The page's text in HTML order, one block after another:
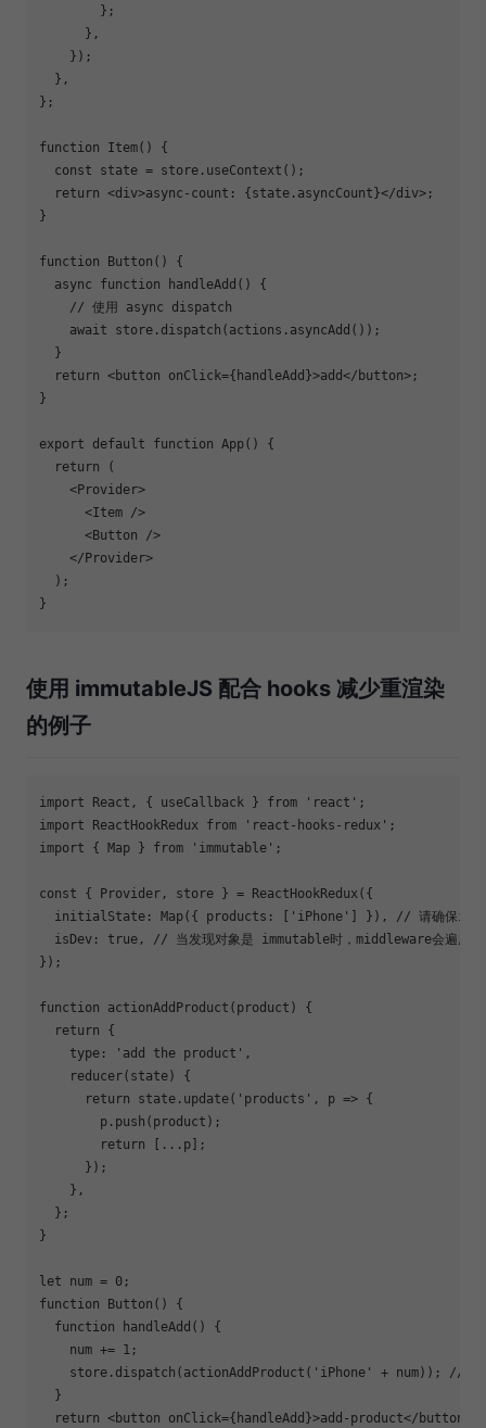
        };
      },
    });
  },
};
function Item( ) {
const state = store.useContext();
return
<div>async-count: {state.asyncCount}</div> ;
}
function Button ( ) {
async
function handleAdd ( ) {
// 使用 async dispatch
await store.dispatch(actions.asyncAdd());
  }
return
<button onClick={handleAdd}>add </ button> ;
}
export default function App( ) {
return (
<Provider>
<Item />
<Button />
</ Provider>
  );
使用 immutableJS 配合 hooks 减少重渲染
的例子
import React, { useCallback } from 'react'
import ReactHookRedux from 'react-hooks-redux'
import { Map } from 'immutable' ;
const { Provider, store } = ReactHookRedux({
initialState : Map({ products : [ 'iPhone' ] }), // 请确保
  isDev:
true , // 当发现对象是 immutable时，middleware会遍历
});
function actionAddProduct ( product ) {
return {
type : 'add the product' ,
    reducer(state) {
return state.update( 'products' , p => {
        p.push(product);
return [...p];
      });
    },
  };
}
let num = 0
function
Button ( ) {
function
handleAdd ( ) {
    num +=
1 ;
    store.dispatch(actionAddProduct(
'iPhone' + num)); //
  }
return
<button onClick={handleAdd}>add-product</ button